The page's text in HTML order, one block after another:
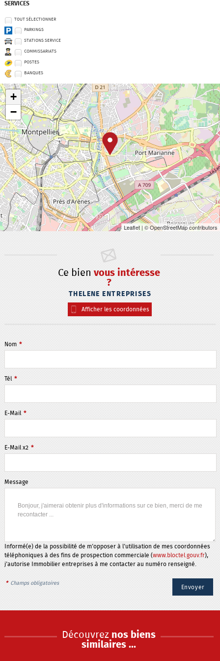
SERVICES
TOUT SÉLECTIONNER
PARKINGS
STATIONS SERVICE
COMMISSARIATS
POSTES
BANQUES
+
−
Leaflet | © OpenStreetMap contributors
Ce bien vous intéresse
?
THELENE ENTREPRISES
Afficher les coordonnées
Nom *
Tél *
E-Mail *
E-Mail x2 *
Message
Informé(e) de la possibilité de m'opposer à l'utilisation de mes coordonnées
téléphoniques à des fins de prospection commerciale (www.bloctel.gouv.fr),
j'autorise Immobilier entreprises à me contacter au numéro renseigné.
* Champs obligatoires
Découvrez nos biens
similaires ...